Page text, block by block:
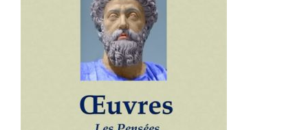
AJOUTER AU PANIER /